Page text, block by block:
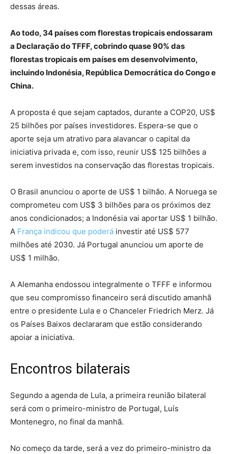
dessas áreas.
Ao todo, 34 países com florestas tropicais endossaram
a Declaração do TFFF, cobrindo quase 90% das
florestas tropicais em países em desenvolvimento,
incluindo Indonésia, República Democrática do Congo e
China.
A proposta é que sejam captados, durante a COP20, US$
25 bilhões por países investidores. Espera-se que o
aporte seja um atrativo para alavancar o capital da
iniciativa privada e, com isso, reunir US$ 125 bilhões a
serem investidos na conservação das florestas tropicais.
O Brasil anunciou o aporte de US$ 1 bilhão. A Noruega se
comprometeu com US$ 3 bilhões para os próximos dez
anos condicionados; a Indonésia vai aportar US$ 1 bilhão.
A França indicou que poderá investir até US$ 577
milhões até 2030. Já Portugal anunciou um aporte de
US$ 1 milhão.
A Alemanha endossou integralmente o TFFF e informou
que seu compromisso financeiro será discutido amanhã
entre o presidente Lula e o Chanceler Friedrich Merz. Já
os Países Baixos declararam que estão considerando
apoiar a iniciativa.
Encontros bilaterais
Segundo a agenda de Lula, a primeira reunião bilateral
será com o primeiro-ministro de Portugal, Luís
Montenegro, no final da manhã.
No começo da tarde, será a vez do primeiro-ministro da